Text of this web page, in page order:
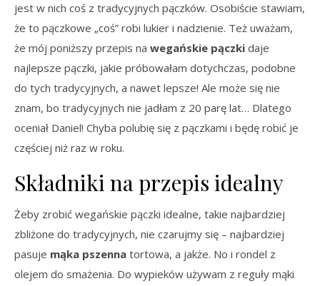
jest w nich coś z tradycyjnych pączków. Osobiście stawiam,
że to pączkowe „coś” robi lukier i nadzienie. Też uważam,
że mój poniższy przepis na wegańskie pączki daje
najlepsze pączki, jakie próbowałam dotychczas, podobne
do tych tradycyjnych, a nawet lepsze! Ale może się nie
znam, bo tradycyjnych nie jadłam z 20 parę lat… Dlatego
oceniał Daniel! Chyba polubię się z pączkami i będę robić je
częściej niż raz w roku.
Składniki na przepis idealny
Żeby zrobić wegańskie pączki idealne, takie najbardziej
zbliżone do tradycyjnych, nie czarujmy się – najbardziej
pasuje mąka pszenna tortowa, a jakże. No i rondel z
olejem do smażenia. Do wypieków używam z reguły mąki